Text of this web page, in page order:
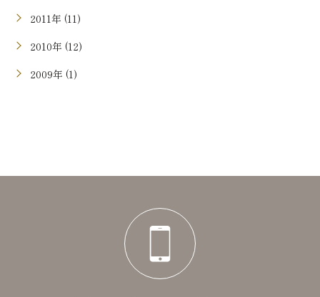
2011年 (11)
2010年 (12)
2009年 (1)